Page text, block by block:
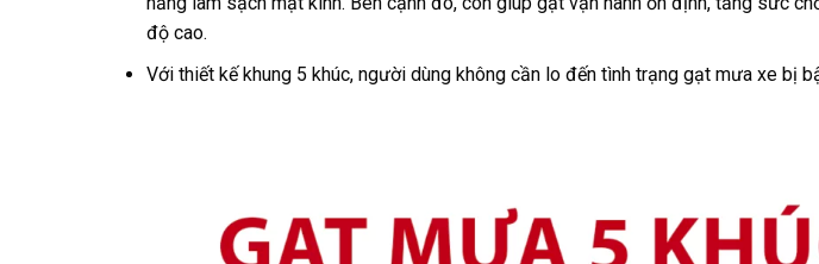
độ cao.
Với thiết kế khung 5 khúc, người dùng không cần lo đến tình trạng gạt mưa xe bị